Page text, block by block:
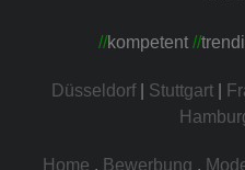
//kompetent //
Düsseldorf| Stuttgart
Home . Bewerbung .